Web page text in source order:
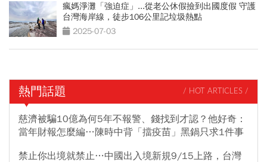
瘋媽淨灘「強迫症」...從老公休假撿到出國度假 守護
台灣海岸線，徒步106公里記垃圾熱點
2025-07-03
熱門話題 / HOT ARTICLES /
慈濟被騙10億為何5年不報警、錢找到才認？他好奇：
當年財報怎麼編…陳時中背「擋疫苗」黑鍋只求1件事
禁止你出境就禁止…中國出入境新規9/15上路，台灣